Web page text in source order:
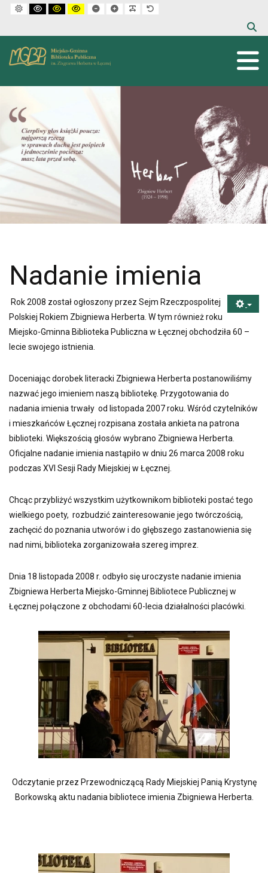
Default mode
High contrast black white mode
High contrast black yellow mode
High contrast yellow black mode
Set smaller font
Set larger font
Make font more readable
Nadanie imienia
Rok 2008 został ogłoszony przez Sejm Rzeczpospolitej
Polskiej Rokiem Zbigniewa Herberta. W tym również roku
Miejsko-Gminna Biblioteka Publiczna w Łęcznej obchodziła 60 –
lecie swojego istnienia.
Doceniając dorobek literacki Zbigniewa Herberta postanowiliśmy
nazwać jego imieniem naszą bibliotekę. Przygotowania do
nadania imienia trwały od listopada 2007 roku. Wśród czytelników
i mieszkańców Łęcznej rozpisana została ankieta na patrona
biblioteki. Większością głosów wybrano Zbigniewa Herberta.
Oficjalne nadanie imienia nastąpiło w dniu 26 marca 2008 roku
podczas XVI Sesji Rady Miejskiej w Łęcznej.
Chcąc przybliżyć wszystkim użytkownikom biblioteki postać tego
wielkiego poety, rozbudzić zainteresowanie jego twórczością,
zachęcić do poznania utworów i do głębszego zastanowienia się
nad nimi, biblioteka zorganizowała szereg imprez.
Dnia 18 listopada 2008 r. odbyło się uroczyste nadanie imienia
Zbigniewa Herberta Miejsko-Gminnej Bibliotece Publicznej w
Łęcznej połączone z obchodami 60-lecia działalności placówki.
Odczytanie przez Przewodniczącą Rady Miejskiej Panią Krystynę
Borkowską aktu nadania bibliotece imienia Zbigniewa Herberta.